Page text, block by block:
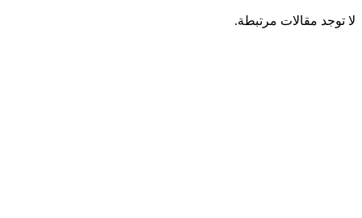
لا توجد مقالات مرتبطة.